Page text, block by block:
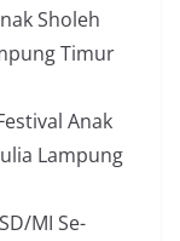
Sholeh
Timur
Anak
Lampung
MI Se-